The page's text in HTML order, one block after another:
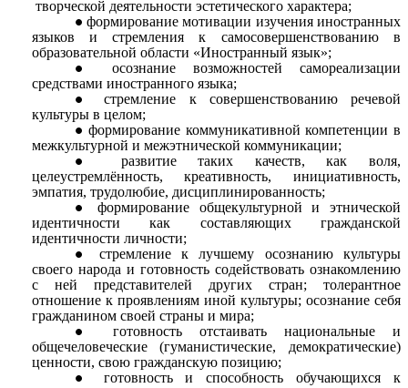
творческой деятельности эстетического характера;
формирование мотивации изучения иностранных
языков и стремления к самосовершенствованию в
образовательной области «Иностранный язык»;
осознание возможностей самореализации
средствами иностранного языка;
стремление к совершенствованию речевой
культуры в целом;
формирование коммуникативной компетенции в
межкультурной и межэтнической коммуникации;
развитие таких качеств, как воля,
целеустремлённость, креативность, инициативность,
эмпатия, трудолюбие, дисциплинированность;
формирование общекультурной и этнической
идентичности как составляющих гражданской
идентичности личности;
стремление к лучшему осознанию культуры
своего народа и готовность содействовать ознакомлению
с ней представителей других стран; толерантное
отношение к проявлениям иной культуры; осознание себя
гражданином своей страны и мира;
готовность отстаивать национальные и
общечеловеческие (гуманистические, демократические)
ценности, свою гражданскую позицию;
готовность и способность обучающихся к